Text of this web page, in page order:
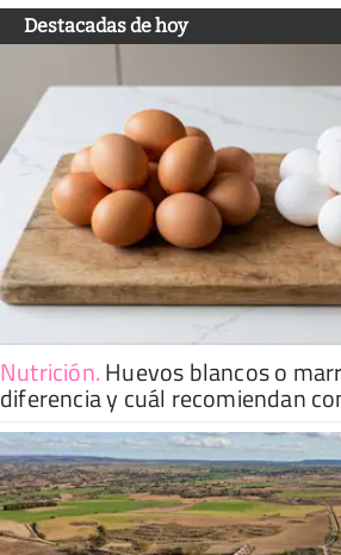
Destacadas de hoy
Nutrición.Huevos blancos o
diferencia y cuál recomiendan